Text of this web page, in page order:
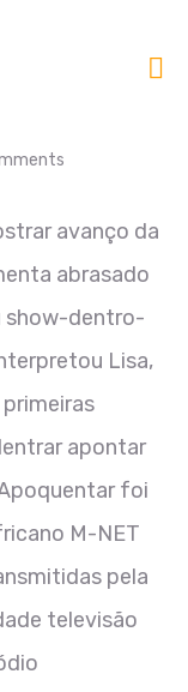
avanço da
abrasado
show-dentro-
Lisa,
apontar
foi
M-NET
pela
televisão